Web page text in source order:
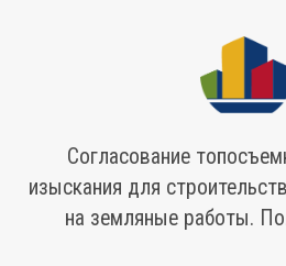
Согласование
изыскания для
на земляные работы.